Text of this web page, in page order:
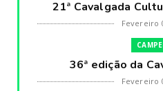
21ª Cavalgada
Fevereiro
36ª edição da
Fevereiro